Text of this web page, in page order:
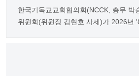
한국기독교교회협의회(NCCK, 총무 박
위원회(위원장 김현호 사제)가 2026년